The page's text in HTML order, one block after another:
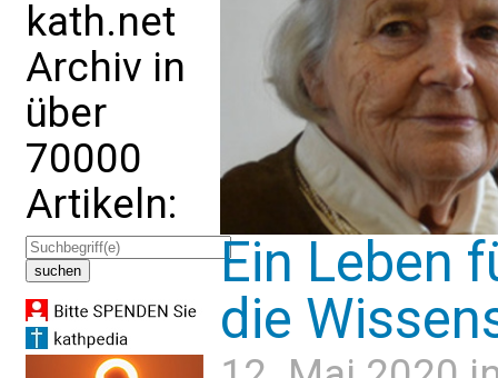
kath.net
Archiv in
über
70000
Artikeln:
Ein Leben
die